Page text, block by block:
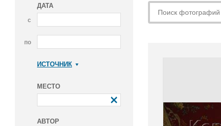
ДАТА
с
по
ИСТОЧНИК
МЕСТО
АВТОР